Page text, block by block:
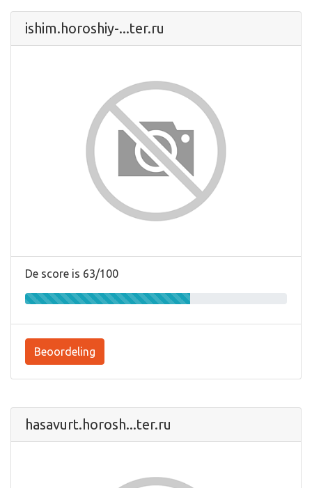
ishim.horoshiy-...ter.ru
De score is 63/100
Beoordeling
hasavurt.horosh...ter.ru